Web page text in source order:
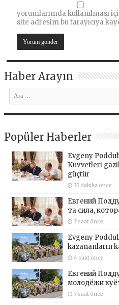
yorumlarımda kullanılması
site adresim bu tarayıcıya
Haber Arayın
Popüler Haberler
Evgeny
Kuvvetleri
güçtür
35 dakika önce
Евгений
та сила,
3 saat önce
Evgeny
kazananların
4 saat önce
Евгений
молодёжи
7 saat önce